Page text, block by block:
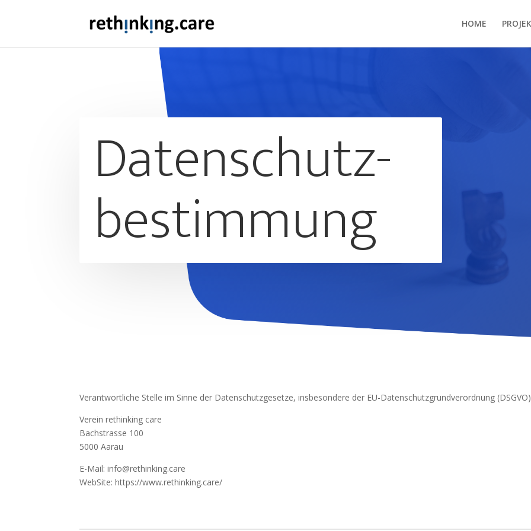
HOME
Datenschutz-
bestimmung
Verantwortliche Stelle im Sinne der Datenschutzgesetze, insbesondere der EU-Datenschutzgrundverordnung
Verein rethinking care
Bachstrasse 100
5000 Aarau
E-Mail: info@rethinking.care
WebSite: https://www.rethinking.care/